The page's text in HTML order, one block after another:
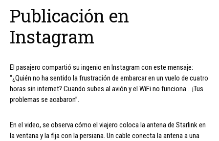
Publicación en
Instagram
El pasajero compartió su ingenio en Instagram con este mensaje:
“¿Quién no ha sentido la frustración de embarcar en un vuelo de cuatro
horas sin internet? Cuando subes al avión y el WiFi no funciona… ¡Tus
problemas se acabaron”.
En el video, se observa cómo el viajero coloca la antena de Starlink en
la ventana y la fija con la persiana. Un cable conecta la antena a una